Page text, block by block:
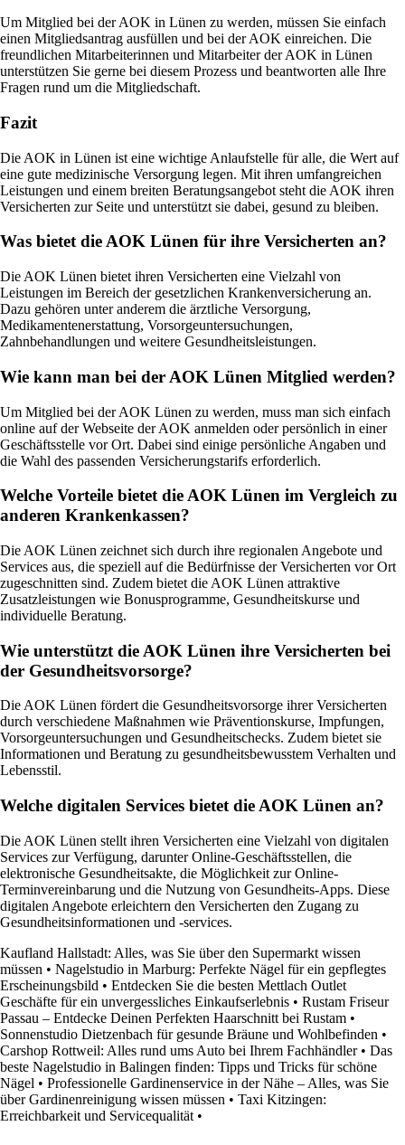
Um Mitglied bei der AOK in Lünen zu werden, müssen Sie einfach
einen Mitgliedsantrag ausfüllen und bei der AOK einreichen. Die
freundlichen Mitarbeiterinnen und Mitarbeiter der AOK in Lünen
unterstützen Sie gerne bei diesem Prozess und beantworten alle Ihre
Fragen rund um die Mitgliedschaft.
Fazit
Die AOK in Lünen ist eine wichtige Anlaufstelle für alle, die Wert auf
eine gute medizinische Versorgung legen. Mit ihren umfangreichen
Leistungen und einem breiten Beratungsangebot steht die AOK ihren
Versicherten zur Seite und unterstützt sie dabei, gesund zu bleiben.
Was bietet die AOK Lünen für ihre Versicherten an?
Die AOK Lünen bietet ihren Versicherten eine Vielzahl von
Leistungen im Bereich der gesetzlichen Krankenversicherung an.
Dazu gehören unter anderem die ärztliche Versorgung,
Medikamentenerstattung, Vorsorgeuntersuchungen,
Zahnbehandlungen und weitere Gesundheitsleistungen.
Wie kann man bei der AOK Lünen Mitglied werden?
Um Mitglied bei der AOK Lünen zu werden, muss man sich einfach
online auf der Webseite der AOK anmelden oder persönlich in einer
Geschäftsstelle vor Ort. Dabei sind einige persönliche Angaben und
die Wahl des passenden Versicherungstarifs erforderlich.
Welche Vorteile bietet die AOK Lünen im Vergleich zu
anderen Krankenkassen?
Die AOK Lünen zeichnet sich durch ihre regionalen Angebote und
Services aus, die speziell auf die Bedürfnisse der Versicherten vor Ort
zugeschnitten sind. Zudem bietet die AOK Lünen attraktive
Zusatzleistungen wie Bonusprogramme, Gesundheitskurse und
individuelle Beratung.
Wie unterstützt die AOK Lünen ihre Versicherten bei
der Gesundheitsvorsorge?
Die AOK Lünen fördert die Gesundheitsvorsorge ihrer Versicherten
durch verschiedene Maßnahmen wie Präventionskurse, Impfungen,
Vorsorgeuntersuchungen und Gesundheitschecks. Zudem bietet sie
Informationen und Beratung zu gesundheitsbewusstem Verhalten und
Lebensstil.
Welche digitalen Services bietet die AOK Lünen an?
Die AOK Lünen stellt ihren Versicherten eine Vielzahl von digitalen
Services zur Verfügung, darunter Online-Geschäftsstellen, die
elektronische Gesundheitsakte, die Möglichkeit zur Online-
Terminvereinbarung und die Nutzung von Gesundheits-Apps. Diese
digitalen Angebote erleichtern den Versicherten den Zugang zu
Gesundheitsinformationen und -services.
Kaufland Hallstadt: Alles, was Sie über den Supermarkt wissen
müssen • Nagelstudio in Marburg: Perfekte Nägel für ein gepflegtes
Erscheinungsbild • Entdecken Sie die besten Mettlach Outlet
Geschäfte für ein unvergessliches Einkaufserlebnis • Rustam Friseur
Passau – Entdecke Deinen Perfekten Haarschnitt bei Rustam •
Sonnenstudio Dietzenbach für gesunde Bräune und Wohlbefinden •
Carshop Rottweil: Alles rund ums Auto bei Ihrem Fachhändler• Das
beste Nagelstudio in Balingen finden: Tipps und Tricks für schöne
Nägel • Professionelle Gardinenservice in der Nähe – Alles, was Sie
über Gardinenreinigung wissen müssen • Taxi Kitzingen:
Erreichbarkeit und Servicequalität •